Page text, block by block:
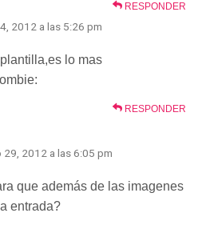
RESPONDER
2012 a las 5:26 pm
lo mas
RESPONDER
29, 2012 a las 6:05 pm
que además de las imagenes
entrada?